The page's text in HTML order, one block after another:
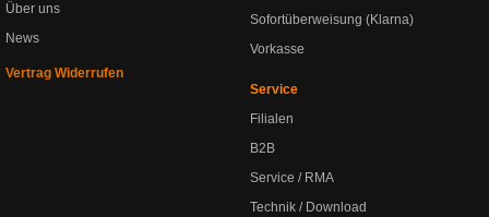
Über uns
News
Vertrag Widerrufen
Sofortüberweisung (Klarna)
Vorkasse
Service
Filialen
B2B
Service / RMA
Technik / Download